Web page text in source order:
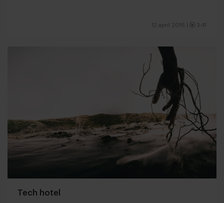
12 april 2016 3:41
Tech hotel